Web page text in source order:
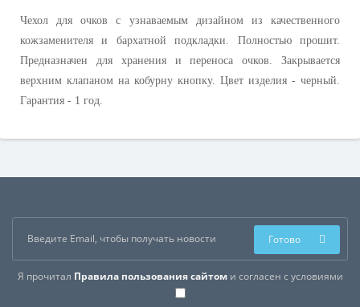
Чехол для очков с узнаваемым дизайном из качественного
кожзаменителя и бархатной подкладки. Полностью прошит.
Предназначен для хранения и переноса очков. Закрывается
верхним клапаном на кобурну кнопку. Цвет изделия - черный.
Гарантия - 1 год.
Я прочитал Правила пользования сайтоми согласен с условиями
Готово